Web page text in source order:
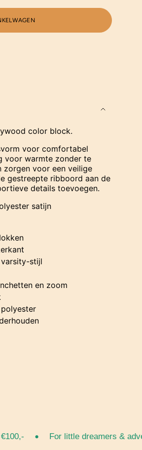
color block.
voor comfortabel
voor warmte zonder te
zorgen voor een veilige
gestreepte ribboord aan de
details toevoegen.
satijn
stijl
en zoom
• For little dreamers &